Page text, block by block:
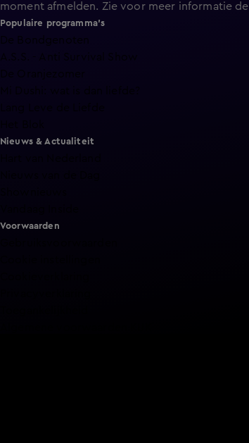
moment afmelden. Zie voor meer informatie de
Populaire programma's
De Bondgenoten
Nieuws & Actualiteit
Voorwaarden